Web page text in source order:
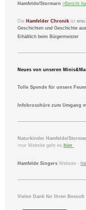
Hamfelde/Stormarn >Bericht
Die Hamfelder Chronik ist
Geschichten und Geschichte aus
Erhältlich beim Bürgermeister
Neues von unseren
Tolle Spende für unsere
Infobroschüre zum Umgang
Naturkinder Hamfelde/
>zur Website geht es hier
Hamfelde Singers Website -
Vielen Dank für Ihren Besuch